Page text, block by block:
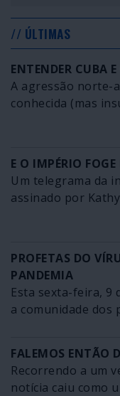
// ÚLTIMAS
ENTENDER CUBA
A agressão norte-
conhecida (mas
E O IMPÉRIO
Um telegrama da
assinado por
PROFETAS DO
PANDEMIA
Esta sexta-feira, 9
a comunidade dos
FALEMOS ENTÃO
Recorrendo a um
notícia caiu como